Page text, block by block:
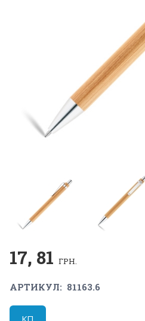
17, 81 ГРН.
АРТИКУЛ: 81163.6
КП